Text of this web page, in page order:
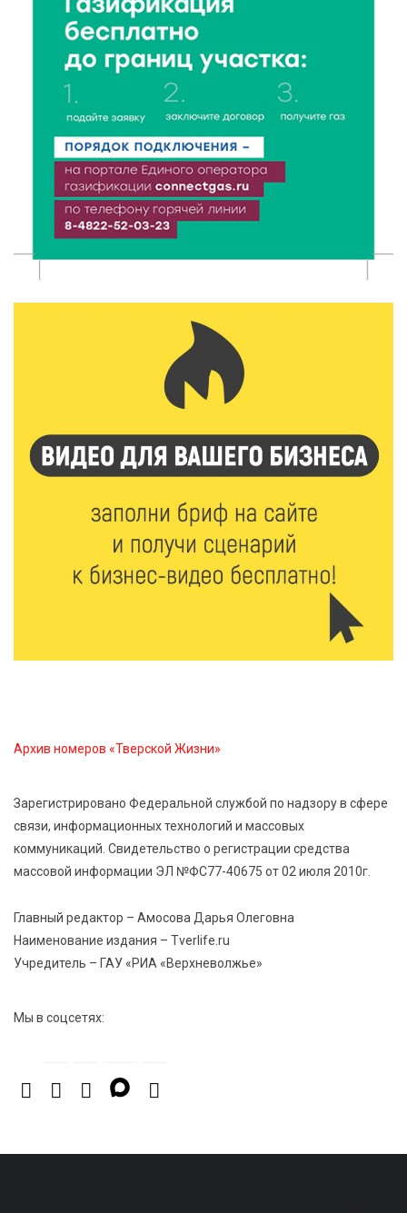
8 Авг 2026 09:18 175
«Эстафету чемпионов» провели на площади
Оленинского Дома культуры
8 Авг 2026 07:58 248
В Нелидово открылся бассейн
8 Авг 2026 05:02 258
В Тверской области провели Арбузный книжный
день
В Тверской области стартовала четвертая смена:
инспекторы ГИБДД напомнили школьникам
правила безопасности в автобусах
7 Авг 2026 22:32 344
Сотрудники УФСИН по Тверской области
поддержали Всероссийскую акцию ко Дню
7 Авг 2026 22:02 358
Новые правила РЖД: пассажиров начнут
рекомендации фитнес ‑ специалиста Александра
Семина
Ботанические лаборатории в школах: Тверская
область запускает масштабный экопроект
Архив номеров «Тверской Жизни»
Зарегистрировано Федеральной службой по надзору в сфере
связи, информационных технологий и массовых
коммуникаций. Свидетельство о регистрации средства
массовой информации ЭЛ №ФС77-40675 от 02 июля 2010г.
Главный редактор – Амосова Дарья Олеговна
Наименование издания – Tverlife.ru
Учредитель – ГАУ «РИА «Верхневолжье»
Мы в соцсетях: